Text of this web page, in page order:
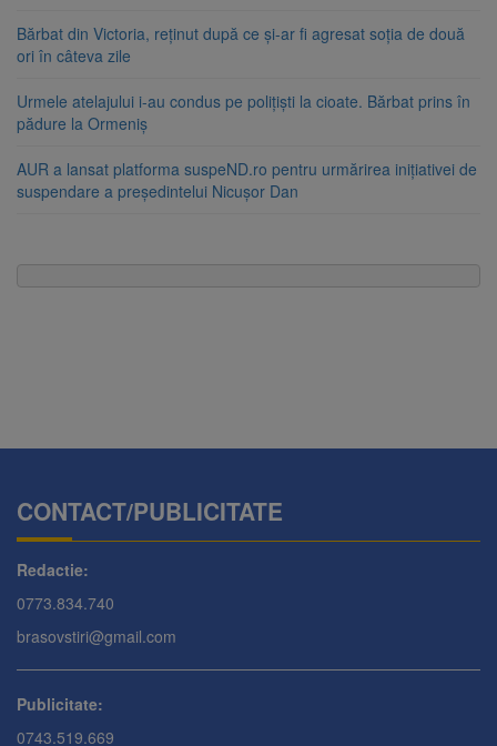
Bărbat din Victoria, reținut după ce și-ar fi agresat soția de două
ori în câteva zile
Urmele atelajului i-au condus pe polițiști la cioate. Bărbat prins în
pădure la Ormeniș
AUR a lansat platforma suspeND.ro pentru urmărirea inițiativei de
suspendare a președintelui Nicușor Dan
CONTACT/PUBLICITATE
Redactie:
0773.834.740
brasovstiri@gmail.com
Publicitate:
0743.519.669